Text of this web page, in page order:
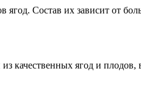
Состав их зависит от
качественных ягод и плодов,